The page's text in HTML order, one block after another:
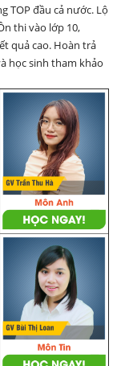
TOP đầu cả nước. Lộ
thi vào lớp 10,
quả cao. Hoàn trả
học sinh tham khảo